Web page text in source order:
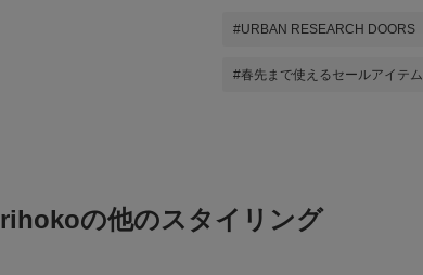
#URBAN RESEARCH DOORS
#春先まで使えるセールアイテム
rihokoの他のスタイリング